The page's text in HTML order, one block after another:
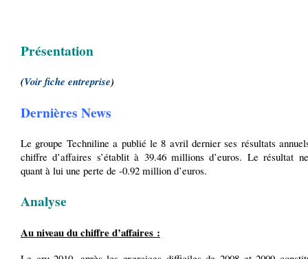
Présentation
(Voir fiche entreprise)
Dernières News
Le groupe Techniline a publié le 8 avril dernier ses résultats
chiffre d’affaires s’établit à 39.46 millions d’euros. Le résultat
quant à lui une perte de -0.92 million d’euros.
Analyse
Au niveau du chiffre d’affaires :